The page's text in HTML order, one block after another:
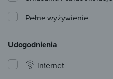
Pełne wyżywienie
Udogodnienia
internet